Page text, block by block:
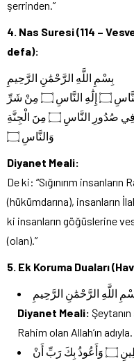
şerrinden.”
4. Nas Suresi (114 –
defa):
بِسْمِ اللَّهِ الرَّحْمَٰنِ الرَّحِيمِ
قُلْ أَعُوذُ بِرَبِّ النَّاسِ ۝ مَلِكِ النَّاسِ ۝ إِلَٰهِ النَّاسِ ۝ مِنْ شَرِّ
الْوَسْوَاسِ الْخَنَّاسِ ۝ الَّذِي يُوَسْوِسُ فِي صُدُورِ النَّاسِ ۝ مِنَ الْجِنَّةِ
وَالنَّاسِ ۝
Diyanet Meali:
De ki: “Sığınırım
(hükümdarına), insanların
ki insanların göğüslerine
(olan).”
5. Ek Koruma Duaları
Diyanet Meali: Şeytanın
Rahim olan Allah’ın adıyla.
رَبِّ أَعُوذُ بِكَ مِنْ هَمَزَاتِ الشَّيَاطِينِ ۝ وَأَعُوذُ بِكَ رَبِّ أَنْ